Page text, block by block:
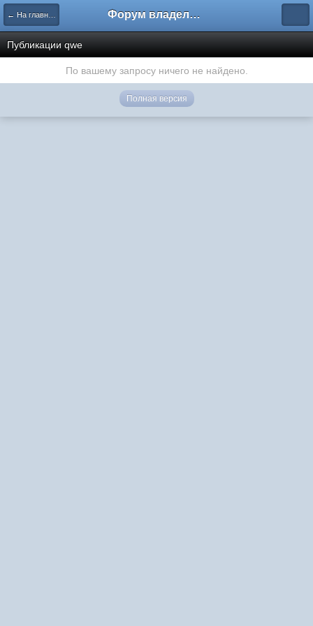
← На главную Форум владельцев интернет-магазинов
Публикации qwe
По вашему запросу ничего не найдено.
Полная версия